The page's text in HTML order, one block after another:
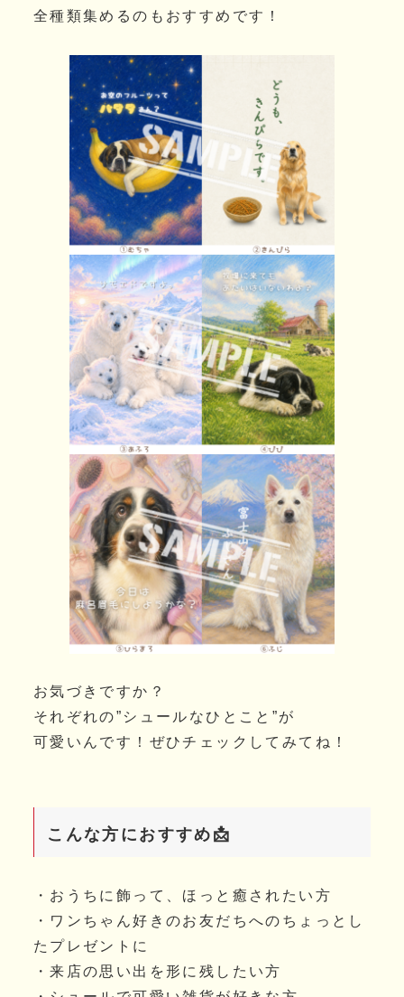
全種類集めるのもおすすめです！
お気づきですか？
それぞれの”シュールなひとこと”が
可愛いんです！ぜひチェックしてみてね！
こんな方におすすめ📩
・おうちに飾って、ほっと癒されたい方
・ワンちゃん好きのお友だちへのちょっとし
たプレゼントに
・来店の思い出を形に残したい方